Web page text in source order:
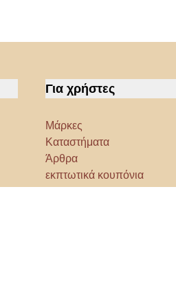
Για χρήστες
Μάρκες
Καταστήματα
Άρθρα
εκπτωτικά κουπόνια